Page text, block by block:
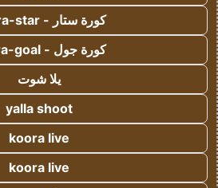
كورة ستار - koora-star
كورة جول - koora-goal
يلا شوت
yalla shoot
koora live
koora live